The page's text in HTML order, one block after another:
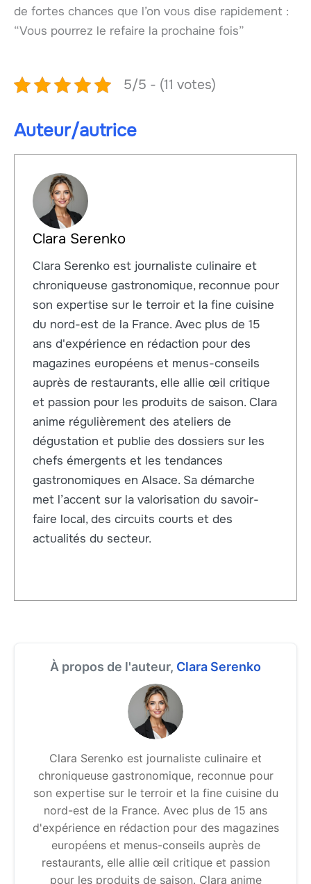
de fortes chances que l’on vous dise rapidement :
“Vous pourrez le refaire la prochaine fois”
5/5 - (11 votes)
Auteur/autrice
Clara Serenko
Clara Serenko est journaliste culinaire et
chroniqueuse gastronomique, reconnue pour
son expertise sur le terroir et la fine cuisine
du nord-est de la France. Avec plus de 15
ans d'expérience en rédaction pour des
magazines européens et menus-conseils
auprès de restaurants, elle allie œil critique
et passion pour les produits de saison. Clara
anime régulièrement des ateliers de
dégustation et publie des dossiers sur les
chefs émergents et les tendances
gastronomiques en Alsace. Sa démarche
met l’accent sur la valorisation du savoir-
faire local, des circuits courts et des
actualités du secteur.
À propos de l'auteur, Clara Serenko
Clara Serenko est journaliste culinaire et
chroniqueuse gastronomique, reconnue pour
son expertise sur le terroir et la fine cuisine du
nord-est de la France. Avec plus de 15 ans
d'expérience en rédaction pour des magazines
européens et menus-conseils auprès de
restaurants, elle allie œil critique et passion
pour les produits de saison. Clara anime